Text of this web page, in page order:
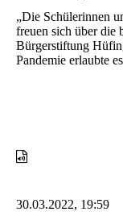
„Die Schülerinnen
freuen sich über die
Bürgerstiftung
Pandemie erlaubte
30.03.2022, 19:59